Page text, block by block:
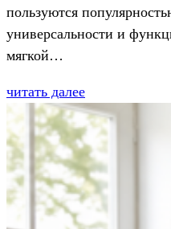
пользуются
универсальности и
мягкой…
читать далее